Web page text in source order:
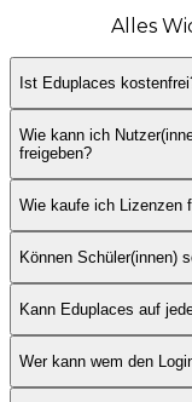
Alles
Ist Eduplaces
Wie kann ich
freigeben?
Wie kaufe ich Lizenzen
Können Schüler(innen)
Kann Eduplaces auf
Wer kann wem den